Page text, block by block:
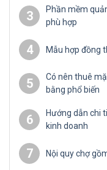
3
Phần mềm
phù hợp
4 Mẫu hợp đồng
5
Có nên thuê
bằng phổ biến
6
Hướng dẫn chi
kinh doanh
7 Nội quy chợ